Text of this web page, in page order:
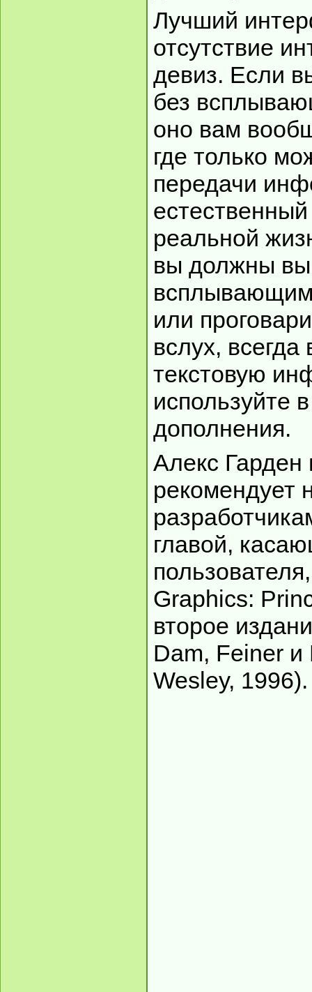
Лучший
отсутствие
девиз. Если
без
оно вам
где только
передачи
реальной
вы должны
всплывающим
или
вслух,
текстовую
используйте
дополнения.
Алекс Гарден
главой,
Graphics:
второе
Dam, Feiner
Wesley, 1996).